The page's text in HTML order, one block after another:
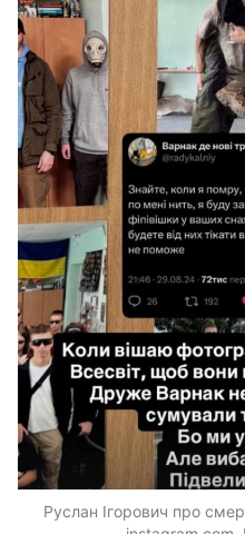
Руслан Ігорович про